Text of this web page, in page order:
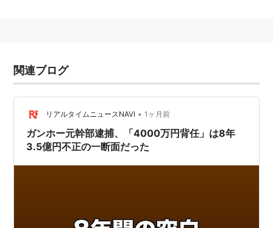
ション会社であったONSALE社とソフトバンクとの合弁
会社として、オンセール株式会社という名前で設立され
た。主にパソコン関連商品を取り扱うネットオークショ
ン事業を行っていたが経営は思わしくなく、2002年8月
よりオンラインゲームサービス事業に転換、同時に社名
を現在のガンホーに変え、MMORPG『ラグナロクオン
ライン（RAGNAROK ONLINE）』の国内運営企業とし
ているほか、主にラグナロクオンライン関連のグッズ展
関連ブログ
リアルタイムニュースNAVI • 1ヶ月前
ガンホー元幹部逮捕、「4000万円背任」は8年
3.5億円不正の一断面だった